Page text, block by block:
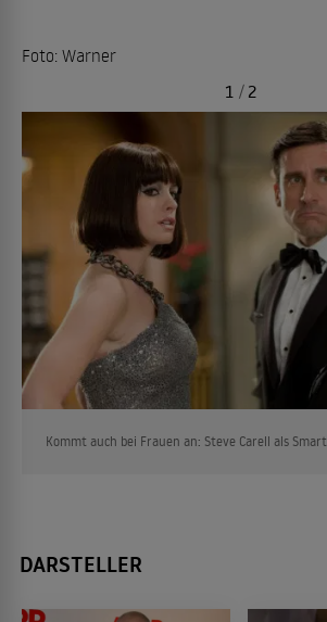
Foto: Warner
Kommt auch bei Frauen an: Steve Carell als Smart
1 / 2
DARSTELLER